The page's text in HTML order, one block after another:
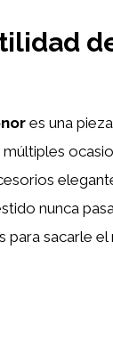
es una
nunca
sacarle